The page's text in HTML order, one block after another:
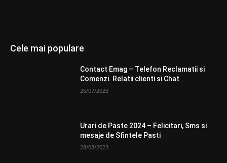
Cele mai populare
Contact Emag – Telefon Reclamatii si
Comenzi. Relatii clienti si Chat
25/07/2023
Urari de Paste 2024 – Felicitari, Sms si
mesaje de Sfintele Pasti
28/08/2023